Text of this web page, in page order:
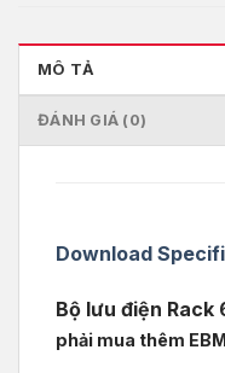
MÔ TẢ
ĐÁNH GIÁ (0)
Download
Bộ lưu điện Rack
phải mua thêm